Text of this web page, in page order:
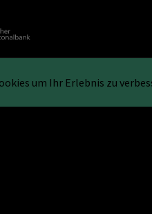
um Ihr Erlebnis zu